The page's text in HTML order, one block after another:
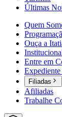
Últimas
Quem
Ouça a
Entre em
Filiadas
Afiliadas
Trabalhe